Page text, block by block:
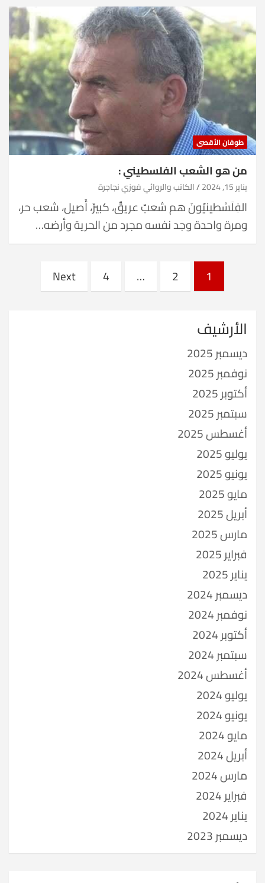
طوفان الأقصى
من هو الشعب الفلسطيني :
يناير 15, 2024 الكاتب والروائي فوزي نجاجرة
الفِلَسْطينيّونَ هم شعبٌ عريقٌ، كبيرٌ، أَصيل، شعب حر،
ومرة واحدة وجد نفسه مجرد من الحرية وأرضه…
Posts
pagination
1
2
…
4
Next
الأرشيف
ديسمبر 2025
نوفمبر 2025
أكتوبر 2025
سبتمبر 2025
أغسطس 2025
يوليو 2025
يونيو 2025
مايو 2025
أبريل 2025
مارس 2025
فبراير 2025
يناير 2025
ديسمبر 2024
نوفمبر 2024
أكتوبر 2024
سبتمبر 2024
أغسطس 2024
يوليو 2024
يونيو 2024
مايو 2024
أبريل 2024
مارس 2024
فبراير 2024
يناير 2024
ديسمبر 2023